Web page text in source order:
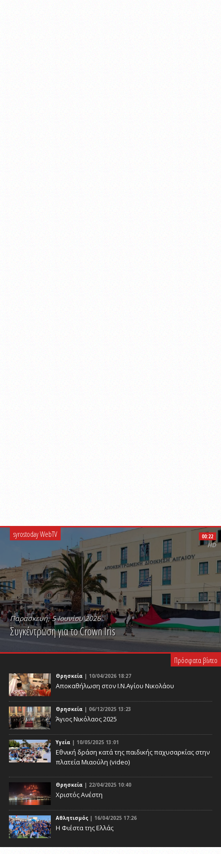
syrostoday WebTV
Παρασκευή, 5 Ιουνίου 2026
Συγκέντρωση για το Crown Iris
PLAY VIDEO
00:22
HD
Πρόσφατα βίντεο
Θρησκεία | 10/04/2026 18:27
Αποκαθήλωση στον Ι.Ν.Αγίου Νικολάου
Θρησκεία | 06/12/2025 13:23
Άγιος Νικόλαος 2025
Υγεία | 10/05/2025 13:01
Eθνική δράση κατά της παιδικής παχυσαρκίας στην
πλατεία Μιαούλη (video)
Θρησκεία | 22/04/2025 10:40
Χριστός Ανέστη
Αθλητισμός | 16/04/2025 17:26
Η Φιέστα της Ελλάς